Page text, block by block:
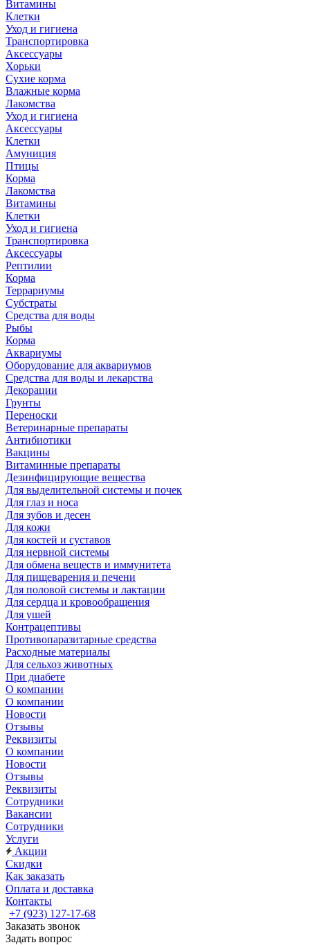
Витамины
Клетки
Уход и гигиена
Транспортировка
Аксессуары
Хорьки
Сухие корма
Влажные корма
Лакомства
Уход и гигиена
Аксессуары
Клетки
Амуниция
Птицы
Корма
Лакомства
Витамины
Клетки
Уход и гигиена
Транспортировка
Аксессуары
Рептилии
Корма
Террариумы
Субстраты
Средства для воды
Рыбы
Корма
Аквариумы
Оборудование для аквариумов
Средства для воды и лекарства
Декорации
Грунты
Переноски
Ветеринарные препараты
Антибиотики
Вакцины
Витаминные препараты
Дезинфицирующие вещества
Для выделительной системы и почек
Для глаз и носа
Для зубов и десен
Для кожи
Для костей и суставов
Для нервной системы
Для обмена веществ и иммунитета
Для пищеварения и печени
Для половой системы и лактации
Для сердца и кровообращения
Для ушей
Контрацептивы
Противопаразитарные средства
Расходные материалы
Для сельхоз животных
При диабете
О компании
О компании
Новости
Отзывы
Реквизиты
О компании
Новости
Отзывы
Реквизиты
Сотрудники
Вакансии
Сотрудники
Услуги
Акции
Скидки
Как заказать
Оплата и доставка
Контакты
+7 (923) 127-17-68
Заказать звонок
Задать вопрос